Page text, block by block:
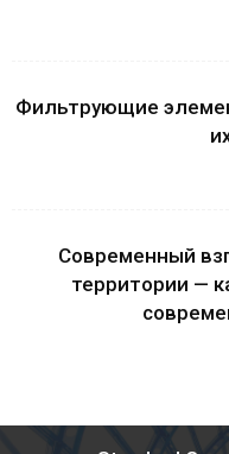
Фильтрующие
Современный
территории —